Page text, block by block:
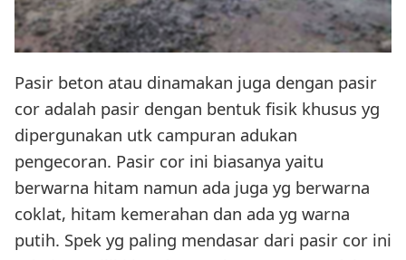
Pasir beton atau dinamakan juga dengan pasir
cor adalah pasir dengan bentuk fisik khusus yg
dipergunakan utk campuran adukan
pengecoran. Pasir cor ini biasanya yaitu
berwarna hitam namun ada juga yg berwarna
coklat, hitam kemerahan dan ada yg warna
putih. Spek yg paling mendasar dari pasir cor ini